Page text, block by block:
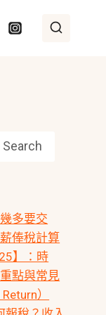
Search
多要交
俸稅計算
】：時
點與常見
）